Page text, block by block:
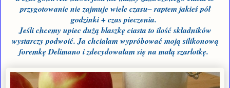
przygotowanie nie zajmuje wiele czasu– raptem jakieś pół
godzinki + czas pieczenia.
Jeśli chcemy upiec dużą blaszkę ciasta to ilość składników
wystarczy podwoić. Ja chciałam wypróbować moją silikonową
foremkę Delimano i zdecydowałam się na małą szarlotkę.